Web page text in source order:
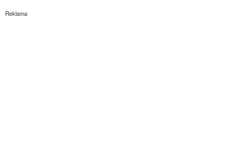
Reklama